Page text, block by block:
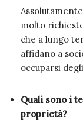
molto
che a lungo
affidano a
occuparsi
Quali sono i
proprietà?